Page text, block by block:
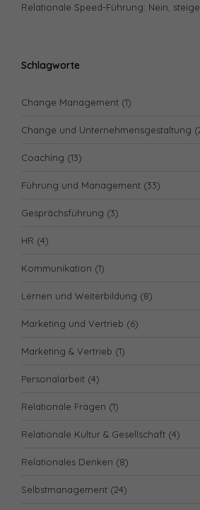
Relationale Speed-Führung: Nein,
Schlagworte
Change Management (1)
Change und Unternehmensgestaltung
Coaching (13)
Führung und Management (33)
Gesprächsführung (3)
HR (4)
Kommunikation (1)
Lernen und Weiterbildung (8)
Marketing und Vertrieb (6)
Marketing & Vertrieb (1)
Personalarbeit (4)
Relationale Fragen (1)
Relationale Kultur & Gesellschaft (4)
Relationales Denken (8)
Selbstmanagement (24)